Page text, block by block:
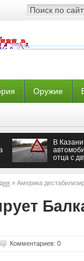
Оружие
В Казани
отца с
» Америка
Комментариев: 0